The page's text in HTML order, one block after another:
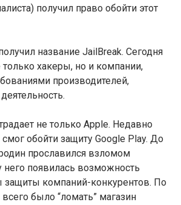
получил право обойти этот
название JailBreak. Сегодня
хакеры, но и компании,
производителей,
не только Apple. Недавно
обойти защиту Google Play. До
прославился взломом
него появилась возможность
защиты компаний-конкурентов. По
было “ломать” магазин